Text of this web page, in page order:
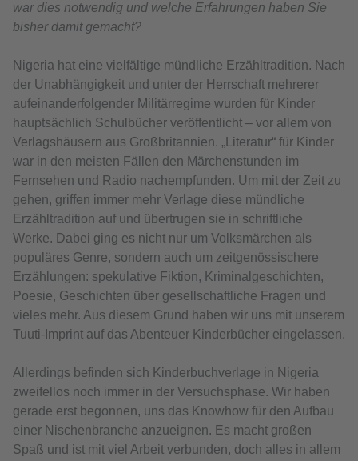
war dies notwendig und welche Erfahrungen haben Sie
bisher damit gemacht?
Nigeria hat eine vielfältige mündliche Erzähltradition. Nach
der Unabhängigkeit und unter der Herrschaft mehrerer
aufeinanderfolgender Militärregime wurden für Kinder
hauptsächlich Schulbücher veröffentlicht – vor allem von
Verlagshäusern aus Großbritannien. „Literatur“ für Kinder
war in den meisten Fällen den Märchenstunden im
Fernsehen und Radio nachempfunden. Um mit der Zeit zu
gehen, griffen immer mehr Verlage diese mündliche
Erzähltradition auf und übertrugen sie in schriftliche
Werke. Dabei ging es nicht nur um Volksmärchen als
populäres Genre, sondern auch um zeitgenössischere
Erzählungen: spekulative Fiktion, Kriminalgeschichten,
Poesie, Geschichten über gesellschaftliche Fragen und
vieles mehr. Aus diesem Grund haben wir uns mit unserem
Tuuti-Imprint auf das Abenteuer Kinderbücher eingelassen.
Allerdings befinden sich Kinderbuchverlage in Nigeria
zweifellos noch immer in der Versuchsphase. Wir haben
gerade erst begonnen, uns das Knowhow für den Aufbau
einer Nischenbranche anzueignen. Es macht großen
Spaß und ist mit viel Arbeit verbunden, doch alles in allem